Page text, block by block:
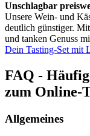
Unschlagbar
Unsere Wein- und
deutlich günstiger.
und tanken Genuss
Dein Tasting-Set mit
FAQ -
zum Online-
Allgemeines